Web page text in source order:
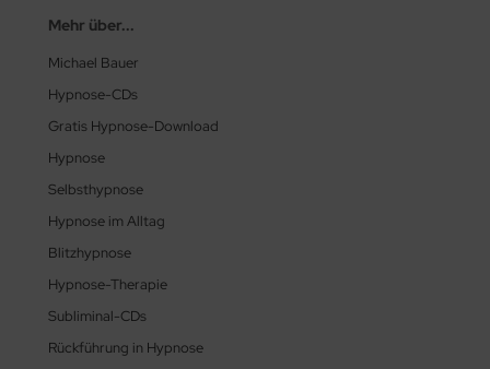
Mehr über...
Michael Bauer
Hypnose-CDs
Gratis Hypnose-Download
Hypnose
Selbsthypnose
Hypnose im Alltag
Blitzhypnose
Hypnose-Therapie
Subliminal-CDs
Rückführung in Hypnose